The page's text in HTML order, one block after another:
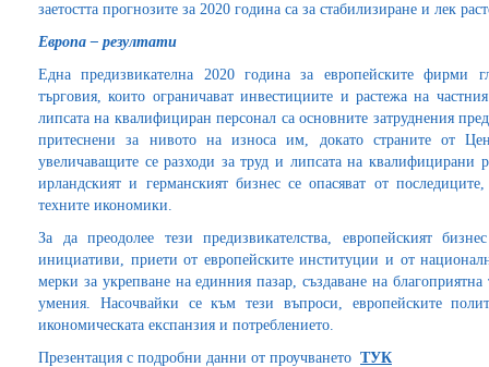
заетостта прогнозите за 2020 година са за стабилизиране и лек
Европа – резултати
Една предизвикателна 2020 година за европейските фирми
търговия, които ограничават инвестициите и растежа на
липсата на квалифициран персонал са основните затруднения
притеснени за нивото на износа им, докато страните от
увеличаващите се разходи за труд и липсата на
ирландският и германският бизнес се опасяват от
техните икономики.
За да преодолее тези предизвикателства, европейският
инициативи, приети от европейските институции и от
мерки за укрепване на единния пазар, създаване на
умения. Насочвайки се към тези въпроси, европейските
икономическата експанзия и потреблението.
Презентация с подробни данни от проучването ТУК